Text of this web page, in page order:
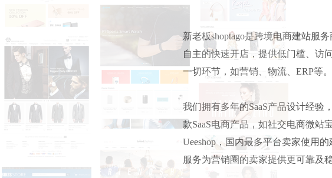
新老板shoptago是跨境电商建站服
自主的快速开店，提供低门槛、访
一切环节，如营销、物流、ERP等。
我们拥有多年的SaaS产品设计经
款SaaS电商产品，如社交电商微站
Ueeshop，国内最多平台卖家使用
服务为营销圈的卖家提供更可靠及